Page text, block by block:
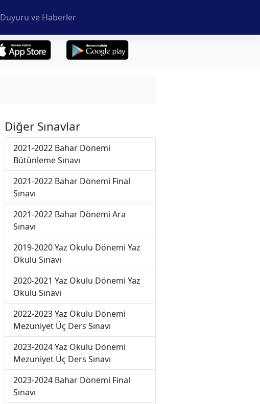
Duyuru ve Haberler
Diğer Sınavlar
2021-2022 Bahar Dönemi
Bütünleme Sınavı
2021-2022 Bahar Dönemi Final
Sınavı
2021-2022 Bahar Dönemi Ara
Sınavı
2019-2020 Yaz Okulu Dönemi Yaz
Okulu Sınavı
2020-2021 Yaz Okulu Dönemi Yaz
Okulu Sınavı
2022-2023 Yaz Okulu Dönemi
Mezuniyet Üç Ders Sınavı
2023-2024 Yaz Okulu Dönemi
Mezuniyet Üç Ders Sınavı
2023-2024 Bahar Dönemi Final
Sınavı